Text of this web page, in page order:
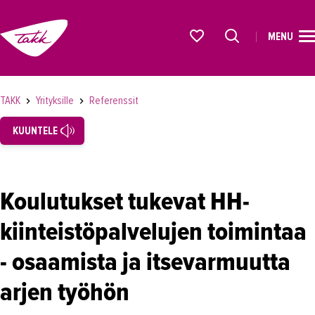
OPISKELIJAKSI
YRITYKSILLE
Henkilöstön kehittäminen
Rekrytoinnin tuki
Työpaikkaohjaus
Hae yritykselle jatkajaa
Yritysyhteistyö
MENU
TAKK Yrityksille Referenssit
KUUNTELE
Koulutukset tukevat HH-
kiinteistöpalvelujen toimintaa
- osaamista ja itsevarmuutta
arjen työhön